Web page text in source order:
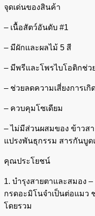
แมว
โต
สาย
1
ชิ้น
จุดเด่นของสินค้า
– เนื้อสัตว์อันดับ #1
– มีผักและผลไม้ 5 สี
– มีพรีและโพรไบโอติกช่ว
– ช่วยลดความเสี่ยงการเกิ
– ควบคุมโซเดียม
– ไม่มีส่วนผสมของ ข้าวส
แปรงพันธุกรรม สารกันบูด
คุณประโยชน์
1. บำรุงสายตาและสมอง
กรดอะมิโนจำเป็นต่อแมว
โดยรวม